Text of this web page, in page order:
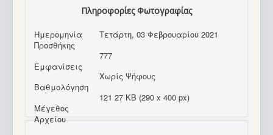
Πληροφορίες Φωτογραφίας
Ημερομηνία
Προσθήκης
Τετάρτη, 03 Φεβρουαρίου 2021
Εμφανίσεις
777
Βαθμολόγηση
Χωρίς Ψήφους
Μέγεθος
Αρχείου
121 27 KB (290 x 400 px)